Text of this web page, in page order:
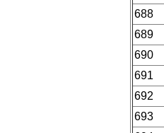
688
689
690
691
692
693